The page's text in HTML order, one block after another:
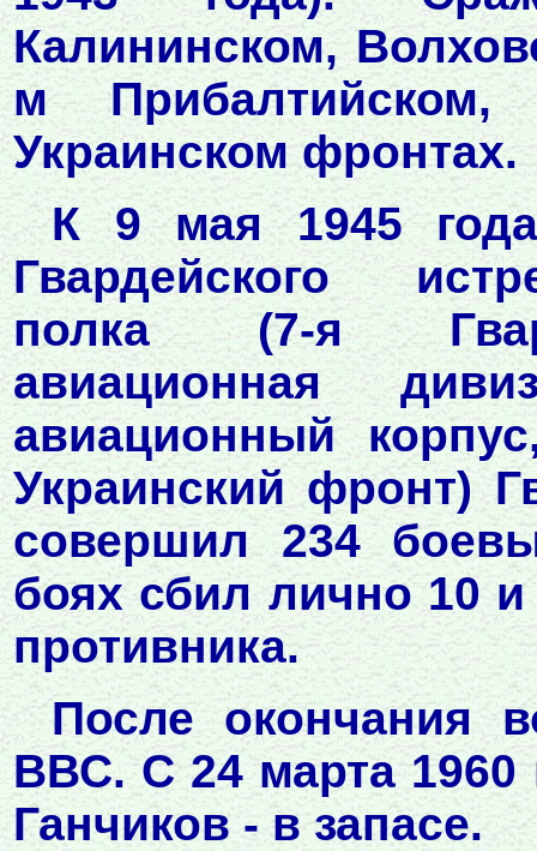
Калининском,
м
Украинском фронтах.
К 9 мая 1945
Гвардейского
полка (7-я
авиационная
авиационный
Украинский фронт)
совершил 234
боях сбил лично 10
противника.
После окончания
ВВС. С 24 марта 1960
Ганчиков - в запасе.